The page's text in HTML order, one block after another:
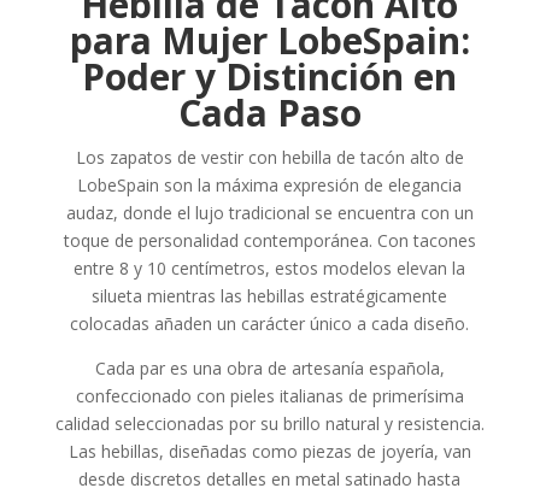
para Mujer LobeSpain:
Poder y Distinción en
Cada Paso
Los zapatos de vestir con hebilla de tacón alto de
LobeSpain son la máxima expresión de elegancia
audaz, donde el lujo tradicional se encuentra con un
toque de personalidad contemporánea. Con tacones
entre 8 y 10 centímetros, estos modelos elevan la
silueta mientras las hebillas estratégicamente
colocadas añaden un carácter único a cada diseño.
Cada par es una obra de artesanía española,
confeccionado con pieles italianas de primerísima
calidad seleccionadas por su brillo natural y resistencia.
Las hebillas, diseñadas como piezas de joyería, van
desde discretos detalles en metal satinado hasta